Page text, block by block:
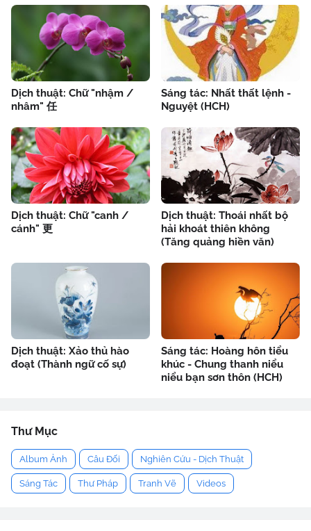
Dịch thuật: Chữ "nhậm /
nhâm" 任
Sáng tác: Nhất thất lệnh -
Nguyệt (HCH)
Dịch thuật: Chữ "canh /
cánh" 更
Dịch thuật: Thoái nhất bộ
hải khoát thiên không
(Tăng quảng hiền văn)
Dịch thuật: Xảo thủ hào
đoạt (Thành ngữ cố sự)
Sáng tác: Hoàng hôn tiểu
khúc - Chung thanh niểu
niểu bạn sơn thôn (HCH)
Thư Mục
Album Ảnh Câu Đối Nghiên Cứu - Dịch Thuật
Sáng Tác Thư Pháp Tranh Vẽ Videos